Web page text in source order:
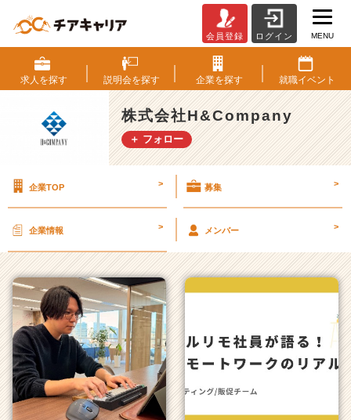
式
会
社
H
&
C
a
の
タ
イ
ム
ラ
イ
ン
一
覧
|
会員登録 ログイン MENU
求人を探す 説明会を探す 企業を探す 就職イベント
株式会社H&Company
＋ フォロー
企業TOP > 募集 >
企業情報 > メンバー >